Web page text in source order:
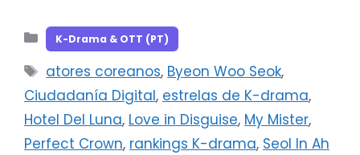
Categorias
K-Drama & OTT (PT)
Tags
atores coreanos, Byeon Woo Seok,
Ciudadanía Digital, estrelas de K-drama,
Hotel Del Luna, Love in Disguise, My Mister,
Perfect Crown, rankings K-drama, Seol In Ah